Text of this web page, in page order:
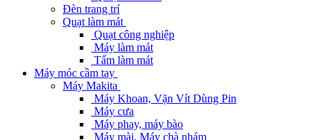
Đèn trang trí
Quạt làm mát
Quạt công nghiệp
Máy làm mát
Tấm làm mát
Máy móc cầm tay
Máy Makita
Máy Khoan, Vặn Vít Dùng Pin
Máy cưa
Máy phay, máy bào
Máy mài, Máy chà nhám